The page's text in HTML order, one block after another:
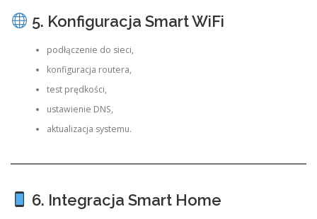
5. Konfiguracja Smart WiFi
podłączenie do sieci,
konfiguracja routera,
test prędkości,
ustawienie DNS,
aktualizacja systemu.
6. Integracja Smart Home